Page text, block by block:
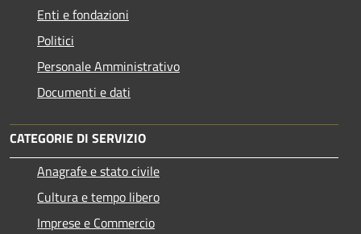
Enti e fondazioni
Politici
Personale Amministrativo
Documenti e dati
CATEGORIE DI SERVIZIO
Anagrafe e stato civile
Cultura e tempo libero
Imprese e Commercio